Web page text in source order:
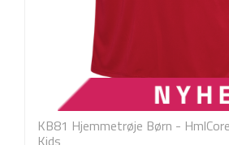
KB81 Hjemmetrøje Børn -